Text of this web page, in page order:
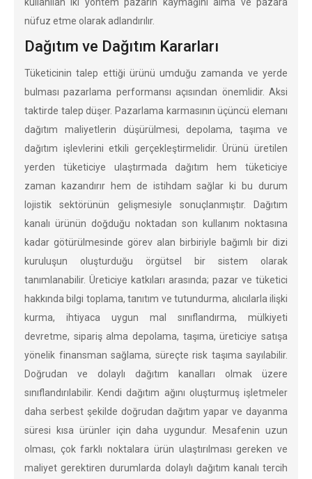
nüfuz etme olarak adlandırılır.
Dağıtım ve Dağıtım Kararları
Tüketicinin talep ettiği ürünü umduğu zamanda ve yerde
bulması pazarlama performansı açısından önemlidir. Aksi
taktirde talep düşer. Pazarlama karmasının üçüncü elemanı
dağıtım maliyetlerin düşürülmesi, depolama, taşıma ve
dağıtım işlevlerini etkili gerçekleştirmelidir. Ürünü üretilen
yerden tüketiciye ulaştırmada dağıtım hem tüketiciye
zaman kazandırır hem de istihdam sağlar ki bu durum
lojistik sektörünün gelişmesiyle sonuçlanmıştır. Dağıtım
kanalı ürünün doğduğu noktadan son kullanım noktasına
kadar götürülmesinde görev alan birbiriyle bağımlı bir dizi
kuruluşun oluşturduğu örgütsel bir sistem olarak
tanımlanabilir. Üreticiye katkıları arasında; pazar ve tüketici
hakkında bilgi toplama, tanıtım ve tutundurma, alıcılarla ilişki
kurma, ihtiyaca uygun mal sınıflandırma, mülkiyeti
devretme, sipariş alma depolama, taşıma, üreticiye satışa
yönelik finansman sağlama, süreçte risk taşıma sayılabilir.
Doğrudan ve dolaylı dağıtım kanalları olmak üzere
sınıflandırılabilir. Kendi dağıtım ağını oluşturmuş işletmeler
daha serbest şekilde doğrudan dağıtım yapar ve dayanma
süresi kısa ürünler için daha uygundur. Mesafenin uzun
olması, çok farklı noktalara ürün ulaştırılması gereken ve
maliyet gerektiren durumlarda dolaylı dağıtım kanalı tercih